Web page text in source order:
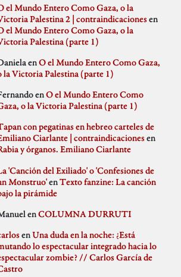
a la crítica
Delincuentes
Histórica
2022
2022
2021
2021
2021
2020
2020
2020
2020
2020
2020
2020
mayo 2020
2020
2020
2020
2019
2019
2019
2019
2019
Paris
Man
Txus
A. Miranda
Vidal
of the Bongo
Santiago
Santi Ochoa
Madrid
gris
el Mundo Entero Como Gaza, o la
Palestina 2 | contraindicacionesen
el Mundo Entero Como Gaza, o la
Palestina (parte 1)
enO el Mundo Entero Como Gaza,
la Victoria Palestina (parte 1)
enO el Mundo Entero Como
o la Victoria Palestina (parte 1)
con pegatinas en hebreo carteles de
Ciarlante | contraindicacionesen
y órganos. Emiliano Ciarlante
'Canción del Exiliado' o 'Confesiones de
Monstruo'enTexto fanzine: La canción
la pirámide
enCOLUMNA DURRUTI
enUna duda en la noche: ¿Está
lo espectacular integrado hacia lo
zombie? // Carlos García de